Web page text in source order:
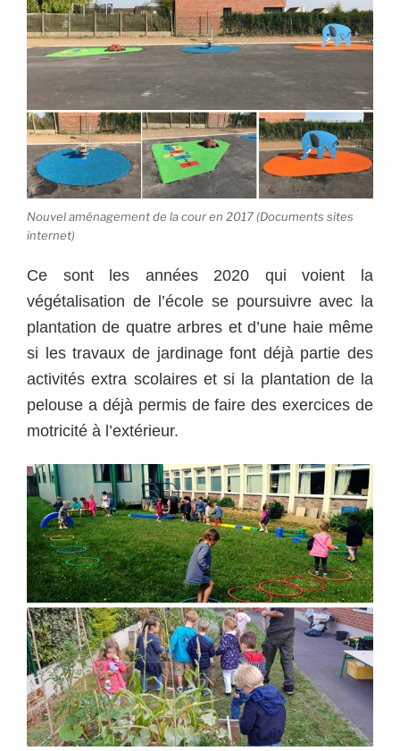
Nouvel aménagement de la cour en 2017 (Documents sites
internet)
Ce sont les années 2020 qui voient la
végétalisation de l’école se poursuivre avec la
plantation de quatre arbres et d’une haie même
si les travaux de jardinage font déjà partie des
activités extra scolaires et si la plantation de la
pelouse a déjà permis de faire des exercices de
motricité à l’extérieur.